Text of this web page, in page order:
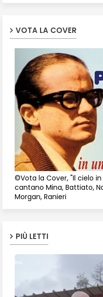
VOTA LA COVER
©Vota la Cover, "Il cielo
cantano Mina, Battiato,
Morgan, Ranieri
PIÙ LETTI